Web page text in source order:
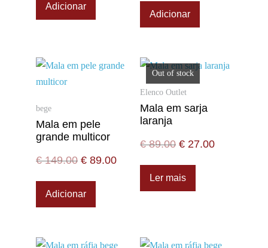
Adicionar
Adicionar
bege
Mala em pele
grande multicor
€149.00 € 89.00
Adicionar
Out of stock
Elenco Outlet
Mala em sarja
laranja
€89.00 € 27.00
Ler mais